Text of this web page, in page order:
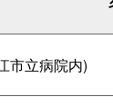
市立病院内)